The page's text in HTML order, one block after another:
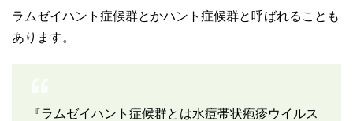
ラムゼイハント症候群とかハント症候群と呼ばれることも
あります。
『ラムゼイハント症候群とは水痘帯状疱疹ウイルス